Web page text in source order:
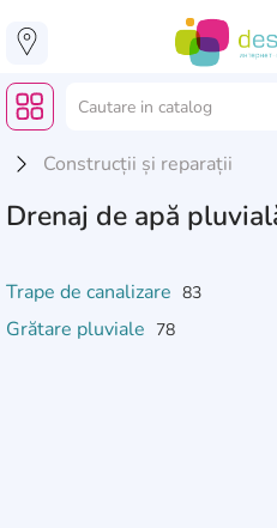
Construcții și reparații
Drenaj de apă
Trape de canalizare 83
Grătare pluviale 78